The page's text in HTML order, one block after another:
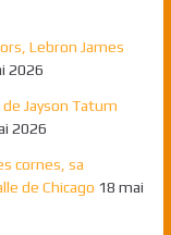
Lebron James
2026
Jayson Tatum
2026
cornes, sa
de Chicago 18 mai